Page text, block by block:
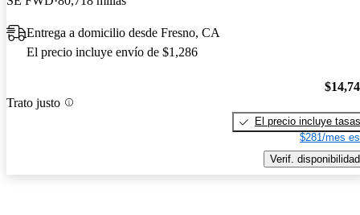
Entrega a domicilio desde Fresno, CA
El precio incluye envío de $1,286
Trato justo
El precio incluye tasas
$281/mes
Verif. disponibilidad